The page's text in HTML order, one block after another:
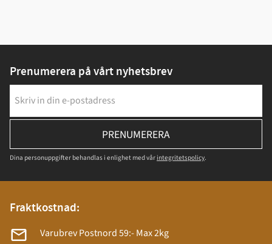
Prenumerera på vårt nyhetsbrev
PRENUMERERA
Dina personuppgifter behandlas i enlighet med vår integritetspolicy.
Fraktkostnad:
Varubrev Postnord 59:- Max 2kg